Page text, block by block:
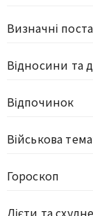
Визначні
Відносини та
Відпочинок
Військова
Гороскоп
Дієти та